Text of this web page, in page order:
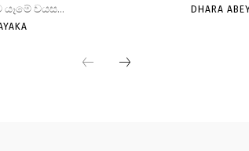
වයස...
DHARA